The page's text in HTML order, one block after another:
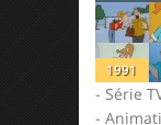
1991
- Série
-